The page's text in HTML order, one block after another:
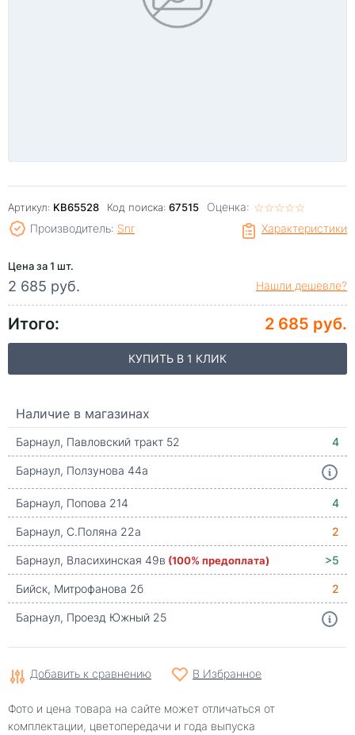
Артикул: KB65528 Код поиска: 67515 Оценка: ☆☆☆☆☆
★★★★★
Характеристики
Производитель: Snr
Цена за 1 шт.
2 685 руб. Нашли дешевле?
Итого: 2 685 руб.
КУПИТЬ В 1 КЛИК
Наличие в магазинах
Барнаул, Павловский тракт 52
4
Барнаул, Ползунова 44а
Барнаул, Попова 214
4
Барнаул, С.Поляна 22а
2
Барнаул, Власихинская 49в (100% предоплата)
>5
Бийск, Митрофанова 2б
2
Барнаул, Проезд Южный 25
Добавить к сравнению В Избранное
Фото и цена товара на сайте может отличаться от
комплектации, цветопередачи и года выпуска